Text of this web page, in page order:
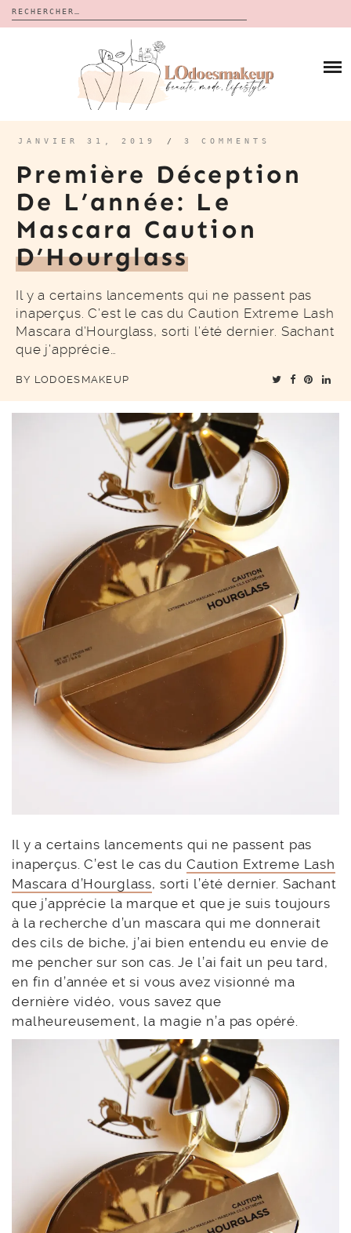
Rechercher :
CALENDRIERS DE L’AVENT
BON PLAN
À PROPOS
CONTACT
JANVIER 31, 2019 / 3 COMMENTS
Première Déception
De L’année: Le
Mascara Caution
D’Hourglass
Il y a certains lancements qui ne passent pas
inaperçus. C’est le cas du Caution Extreme Lash
Mascara d’Hourglass, sorti l’été dernier. Sachant
que j’apprécie…
BY LODOESMAKEUP
Il y a certains lancements qui ne passent pas
inaperçus. C’est le cas du Caution Extreme Lash
Mascara d’Hourglass, sorti l’été dernier. Sachant
que j’apprécie la marque et que je suis toujours
à la recherche d’un mascara qui me donnerait
des cils de biche, j’ai bien entendu eu envie de
me pencher sur son cas. Je l’ai fait un peu tard,
en fin d’année et si vous avez visionné ma
dernière vidéo, vous savez que
malheureusement, la magie n’a pas opéré.